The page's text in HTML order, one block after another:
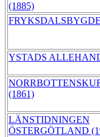
(1885)
YSTADS
(1861)
LÄNSTIDNINGEN
ÖSTERGÖTLAND